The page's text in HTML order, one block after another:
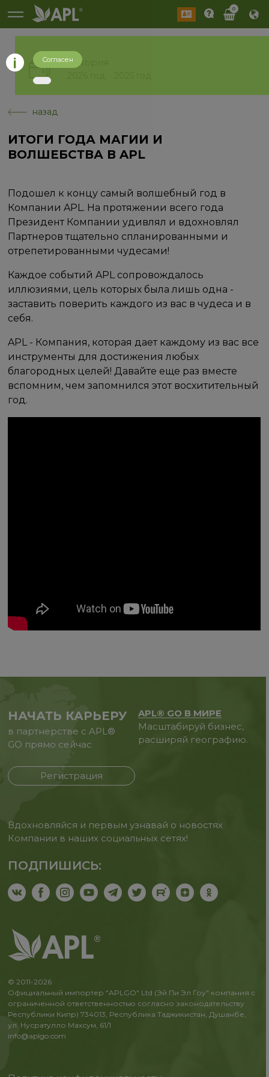
0
История
назад
ИТОГИ ГОДА МАГИИ И
ВОЛШЕБСТВА В APL
Подошел к концу самый волшебный год в
Компании APL. На протяжении всего года
Президент Компании удивлял и вдохновлял
Партнеров тщательно спланированными и
отрепетированными чудесами!
Каждое событий APL сопровождалось
иллюзиями, цель которых была лишь одна -
заставить поверить каждого из вас в чудеса и в
себя.
APL - Компания, которая дает каждому из вас все
инструменты для достижения любых
благородных целей! Давайте еще раз вместе
вспомним, чем запомнился этот восхитительный
год.
НАЧАТЬ КАРЬЕРУ
в партнерстве с APL®
GO прямо сейчас
Регистрация
APL® GO В МИРЕ
Масштабируй бизнес,
расширяй географию.
Вдохновляйся и первым узнавай о новостях
Компании в наших социальных сетях!
ПОДПИШИСЬ:
© 2011-2026
Официальный импортер "APLGO" Ltd (Эй Пи Эл Гоу" компания с
ограниченной ответственностью согласно законодательству
Республики Кипр) 734013, Республика Таджикистан, Душанбе,
ул. Нусратулло Махсум, 61/1
info@aplgo.com
Согласен